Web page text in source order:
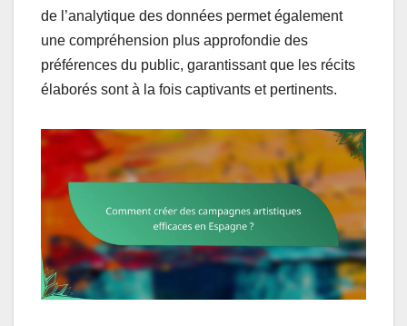
de l’analytique des données permet également
une compréhension plus approfondie des
préférences du public, garantissant que les récits
élaborés sont à la fois captivants et pertinents.